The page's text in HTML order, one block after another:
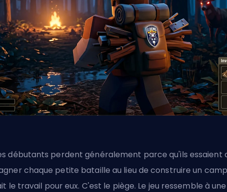
débutants perdent généralement parce qu'ils essaient
chaque petite bataille au lieu de construire un
le travail pour eux. C'est le piège. Le jeu ressemble à une